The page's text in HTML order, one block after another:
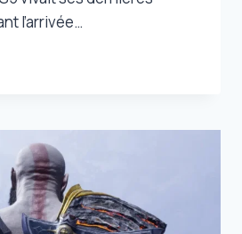
l’arrivée…